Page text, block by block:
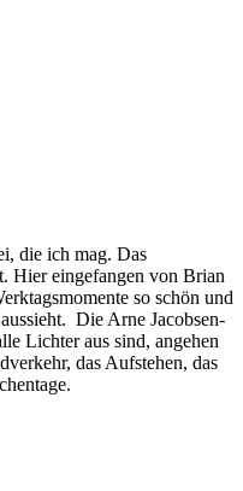
die ich mag. Das
Hier eingefangen von Brian
so schön und
Die Arne Jacobsen-
Lichter aus sind, angehen
das Aufstehen, das